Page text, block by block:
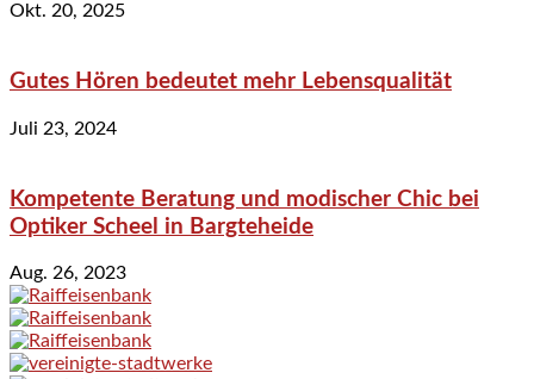
Okt. 20, 2025
Gutes Hören bedeutet mehr Lebensqualität
Juli 23, 2024
Kompetente Beratung und modischer Chic bei
Optiker Scheel in Bargteheide
Aug. 26, 2023